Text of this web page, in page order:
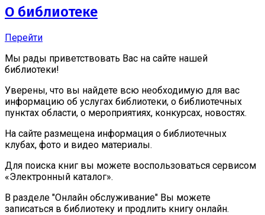
О библиотеке
Перейти
Мы рады приветствовать Вас на сайте нашей
библиотеки!
Уверены, что вы найдете всю необходимую для вас
информацию об услугах библиотеки, о библиотечных
пунктах области, о мероприятиях, конкурсах, новостях.
На сайте размещена информация о библиотечных
клубах, фото и видео материалы.
Для поиска книг вы можете воспользоваться сервисом
«Электронный каталог».
В разделе "Онлайн обслуживание" Вы можете
записаться в библиотеку и продлить книгу онлайн.